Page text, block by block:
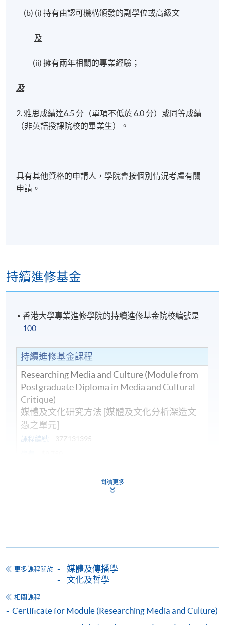
(b) (i) 持有由認可機構頒發的副學位或高級文
及
(ii) 擁有兩年相關的專業經驗；
及
2. 雅思成績達6.5 分（單項不低於 6.0 分）或同等成績
（非英語授課院校的畢業生）。
具有其他資格的申請人，學院會按個別情況考慮有關
申請。
持續進修基金
香港大學專業進修學院的持續進修基金院校編號是
100
持續進修基金課程
Researching Media and Culture (Module from
Postgraduate Diploma in Media and Cultural
Critique)
媒體及文化研究方法 [媒體及文化分析深造文
憑之單元]
課程編號
37Z131395
Visualising Cultures (Module from
查詢號碼
2910-7607
Media and Popular Culture (Module from
Postgraduate Diploma in Media and Cultural
Critique)
媒體與流行文化 [媒體及文化分析深造文憑之
閱讀更多
更多課程關於
媒體及傳播學
文化及哲學
相關課程
Certificate for Module (Researching Media and Culture)